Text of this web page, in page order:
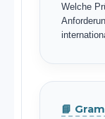
Welche
📘